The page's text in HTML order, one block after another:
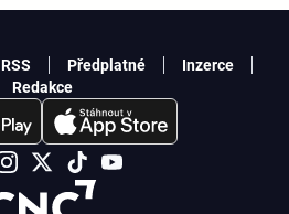
RSS Předplatné
Inzerce
Redakce